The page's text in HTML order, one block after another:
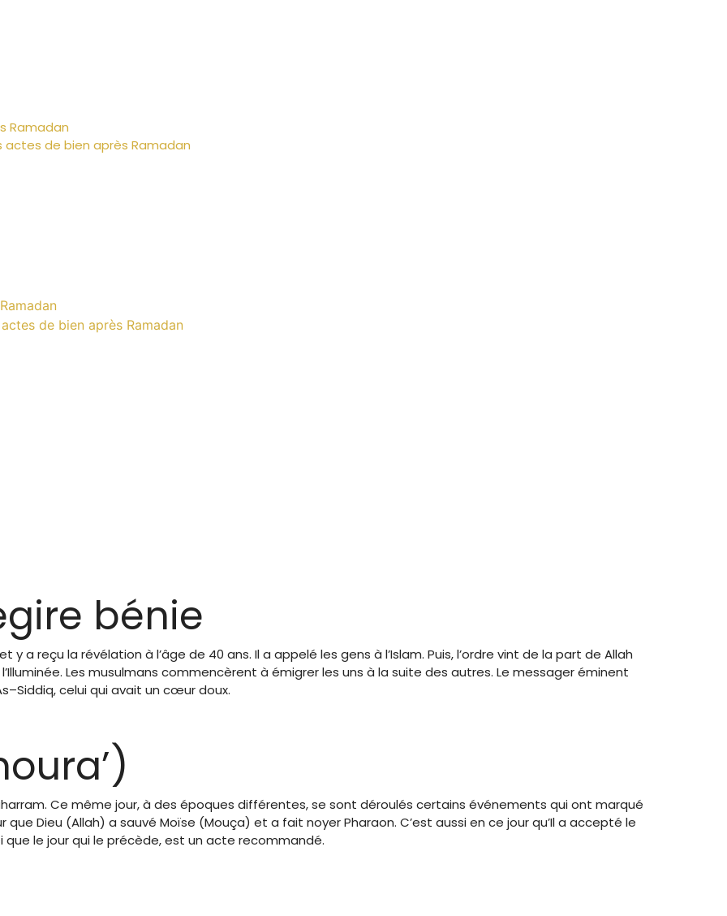
Ramadan
actes de bien après Ramadan
de bien après Ramadan
bénie
a reçu la révélation à l’âge de 40 ans. Il a appelé les gens à l’Islam. Puis, l’ordre vint de la part de Allah
Les musulmans commencèrent à émigrer les uns à la suite des autres. Le messager éminent
celui qui avait un cœur doux.
Ce même jour, à des époques différentes, se sont déroulés certains événements qui ont marqué
que Dieu (Allah) a sauvé Moïse (Mouça) et a fait noyer Pharaon. C’est aussi en ce jour qu’Il a accepté le
que le jour qui le précède, est un acte recommandé.